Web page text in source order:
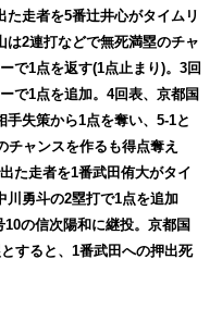
走者を5番辻井心がタイムリ
は2連打などで無死満塁のチャ
で1点を返す(1点止まり)。3回
で1点を追加。4回表、京都国
手失策から1点を奪い、5-1と
チャンスを作るも得点奪え
た走者を1番武田侑大がタイ
川勇斗の2塁打で1点を追加
の信次陽和に継投。京都国
すると、1番武田への押出死